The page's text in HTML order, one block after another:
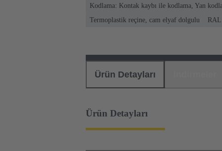
Kodlama: Kontak kaybı ile kodlama, Yan
Termoplastik reçine, cam elyaf dolgulu
RAL
Ürün Detayları
Ürün Detayları